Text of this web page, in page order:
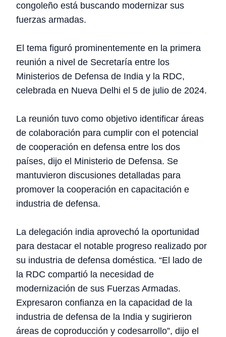
congoleño está buscando modernizar sus
fuerzas armadas.
El tema figuró prominentemente en la primera
reunión a nivel de Secretaría entre los
Ministerios de Defensa de India y la RDC,
celebrada en Nueva Delhi el 5 de julio de 2024.
La reunión tuvo como objetivo identificar áreas
de colaboración para cumplir con el potencial
de cooperación en defensa entre los dos
países, dijo el Ministerio de Defensa. Se
mantuvieron discusiones detalladas para
promover la cooperación en capacitación e
industria de defensa.
La delegación india aprovechó la oportunidad
para destacar el notable progreso realizado por
su industria de defensa doméstica. “El lado de
la RDC compartió la necesidad de
modernización de sus Fuerzas Armadas.
Expresaron confianza en la capacidad de la
industria de defensa de la India y sugirieron
áreas de coproducción y codesarrollo”, dijo el